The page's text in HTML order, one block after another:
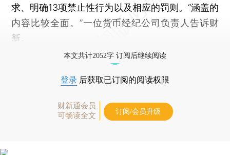
求、明确13项禁止性行为以及相应的罚则。“涵盖的
内容比较全面。”一位货币经纪公司负责人告诉财
新。
本文共计2052字 订阅后继续阅读
登录 后获取已订阅的阅读权限
财新通会员
可畅读全文
订阅/会员升级